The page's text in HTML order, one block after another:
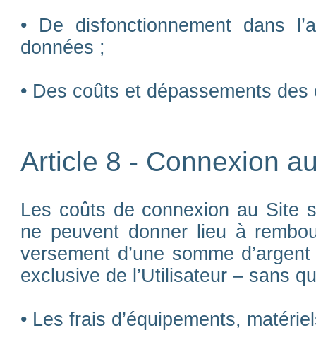
• De disfonctionnement dans
données ;
• Des coûts et dépassements
Article 8 - Connexion
Les coûts de connexion au Site
ne peuvent donner lieu à
versement d’une somme
exclusive de l’Utilisateur – sans
• Les frais d’équipements,